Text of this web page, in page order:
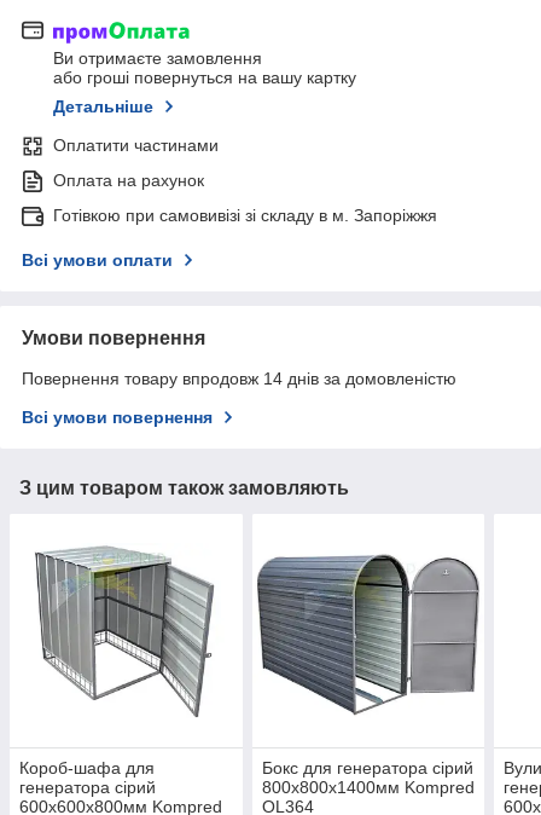
Ви отримаєте замовлення
або гроші повернуться на вашу картку
Детальніше
Оплатити частинами
Оплата на рахунок
Готівкою при самовивізі зі складу в м. Запоріжжя
Всі умови оплати
Умови повернення
Повернення товару впродовж 14 днів за домовленістю
Всі умови повернення
З цим товаром також замовляють
Короб-шафа для
генератора сірий
600х600х800мм Kompred
Бокс для генератора сірий
800х800х1400мм Kompred
OL364